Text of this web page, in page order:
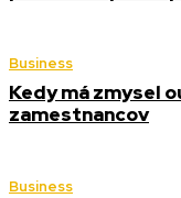
Business
Kedy má zmysel
zamestnancov
Business